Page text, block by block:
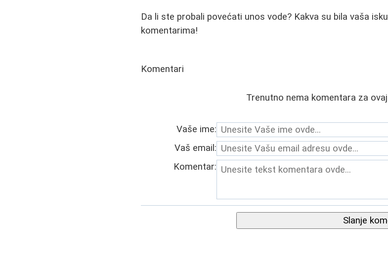
Da li ste probali povećati unos vode? Kakva su bila vaša
komentarima!
Komentari
Trenutno nema komentara za
Vaše ime:
Vaš email:
Komentar:
Slanje